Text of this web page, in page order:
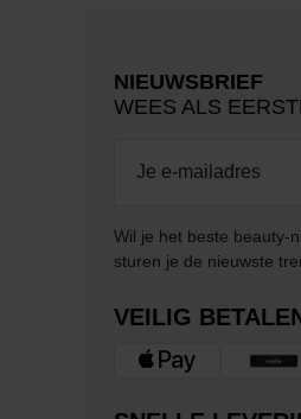
NIEUWSBRIEF
WEES ALS
Wil je het beste beauty-
sturen je de nieuwste
VEILIG